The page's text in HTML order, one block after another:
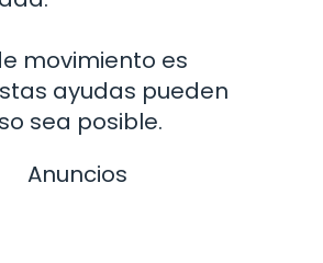
movimiento es
ayudas pueden
sea posible.
Anuncios